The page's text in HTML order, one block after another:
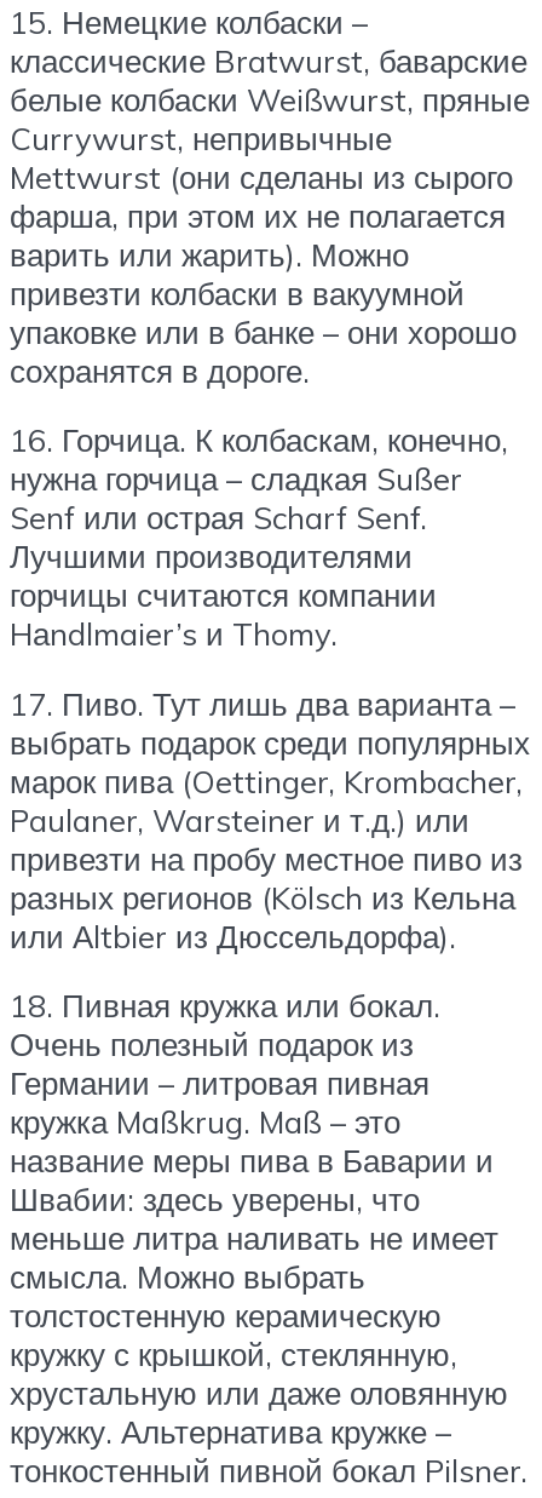
15. Немецкие колбаски –
классические Bratwurst, баварские
белые колбаски Weißwurst, пряные
Currywurst, непривычные
Mettwurst (они сделаны из сырого
фарша, при этом их не полагается
варить или жарить). Можно
привезти колбаски в вакуумной
упаковке или в банке – они хорошо
сохранятся в дороге.
16. Горчица. К колбаскам, конечно,
нужна горчица – сладкая Sußer
Senf или острая Scharf Senf.
Лучшими производителями
горчицы считаются компании
Hаndlmaier’s и Thomy.
17. Пиво. Тут лишь два варианта –
выбрать подарок среди популярных
марок пива (Oettinger, Krombacher,
Paulaner, Warsteiner и т.д.) или
привезти на пробу местное пиво из
разных регионов (Kölsch из Кельна
или Аltbier из Дюссельдорфа).
18. Пивная кружка или бокал.
Очень полезный подарок из
Германии – литровая пивная
кружка Maßkrug. Maß – это
название меры пива в Баварии и
Швабии: здесь уверены, что
меньше литра наливать не имеет
смысла. Можно выбрать
толстостенную керамическую
кружку с крышкой, стеклянную,
хрустальную или даже оловянную
кружку. Альтернатива кружке –
тонкостенный пивной бокал Pilsner.